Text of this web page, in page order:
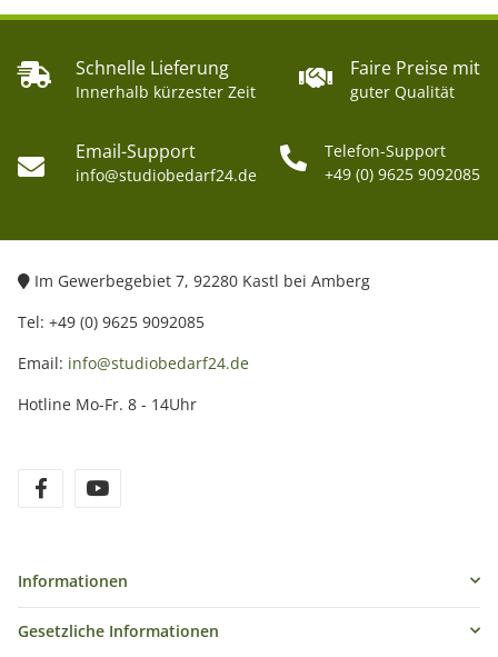
Schnelle Lieferung
Innerhalb kürzester Zeit
Faire Preise mit
guter Qualität
Email-Support
info@studiobedarf24.de
Telefon-Support
+49 (0) 9625 9092085
Im Gewerbegebiet 7, 92280 Kastl bei Amberg
Tel: +49 (0) 9625 9092085
Email: info@studiobedarf24.de
Hotline Mo-Fr. 8 - 14Uhr
Informationen
Gesetzliche Informationen